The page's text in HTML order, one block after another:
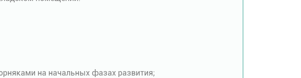
на начальных фазах развития;